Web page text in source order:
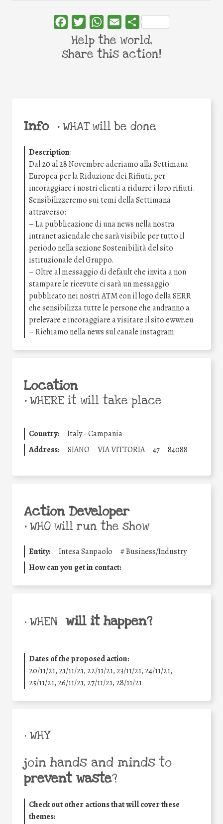
Info •WHAT will be done
Description:
Dal 20 al 28 Novembre aderiamo alla Settimana
Europea per la Riduzione dei Rifiuti, per
incoraggiare i nostri clienti a ridurre i loro rifiuti.
Sensibilizzeremo sui temi della Settimana
attraverso:
– La pubblicazione di una news nella nostra
intranet aziendale che sarà visibile per tutto il
periodo nella sezione Sostenibilità del sito
istituzionale del Gruppo.
– Oltre al messaggio di default che invita a non
stampare le ricevute ci sarà un messaggio
pubblicato nei nostri ATM con il logo della SERR
che sensibilizza tutte le persone che andranno a
prelevare e incoraggiare a visitare il sito ewwr.eu
– Richiamo nella news sul canale instagram
Location
•WHERE it will take place
Country:
Italy - Campania
Address:
SIANO VIA VITTORIA 47 84088
Action Developer
•WHO will run the show
Entity: Intesa Sanpaolo #Business/Industry
How can you get in contact:
• WHEN will it happen?
Dates of the proposed action:
20/11/21, 21/11/21, 22/11/21, 23/11/21, 24/11/21,
25/11/21, 26/11/21, 27/11/21, 28/11/21
• WHY
join hands and minds to
prevent waste?
Check out other actions that will cover these
themes:
FacebookTwitterWhatsApp
Email Share
Help the world,
share this action!